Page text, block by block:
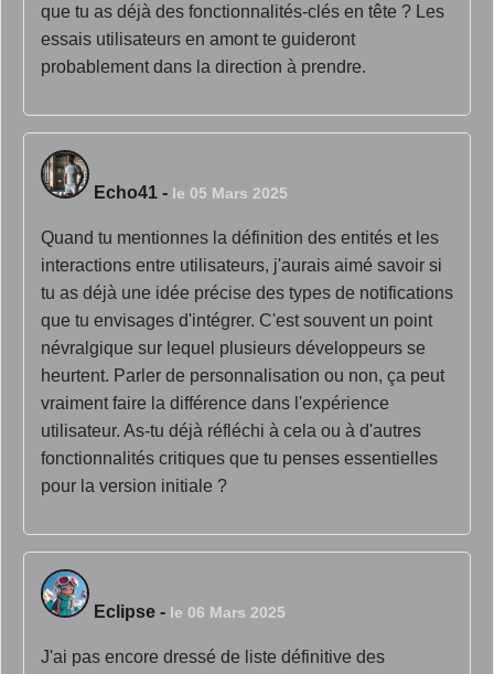
que tu as déjà des fonctionnalités-clés en tête ? Les
essais utilisateurs en amont te guideront
probablement dans la direction à prendre.
Echo41 - le 05 Mars 2025
Quand tu mentionnes la définition des entités et les
interactions entre utilisateurs, j'aurais aimé savoir si
tu as déjà une idée précise des types de notifications
que tu envisages d'intégrer. C'est souvent un point
névralgique sur lequel plusieurs développeurs se
heurtent. Parler de personnalisation ou non, ça peut
vraiment faire la différence dans l'expérience
utilisateur. As-tu déjà réfléchi à cela ou à d'autres
fonctionnalités critiques que tu penses essentielles
pour la version initiale ?
Eclipse - le 06 Mars 2025
J'ai pas encore dressé de liste définitive des